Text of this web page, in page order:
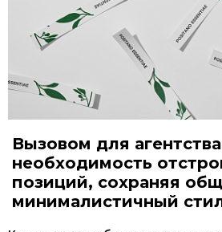
Вызовом для
необходимость
позиций, сохраняя
минималистичный